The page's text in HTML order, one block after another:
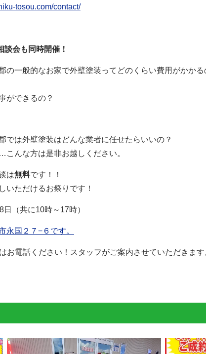
tosou.com/contact/
会も同時開催！
の一般的なお家で外壁塗装ってどのくらい費用がかかる
ができるの？
では外壁塗装はどんな業者に任せたらいいの？
んな方は是非お越しください。
は無料です！！
いただけるお祭りです！
（共に10時～17時）
永国２７−６です。
お電話ください！スタッフがご案内させていただきま